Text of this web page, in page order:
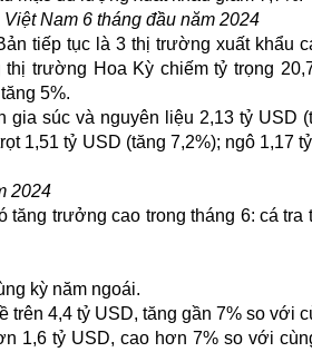
Nam 6 tháng đầu năm 2024
tiếp tục là 3 thị trường xuất khẩu
trường Hoa Kỳ chiếm tỷ trọng
5%.
súc và nguyên liệu 2,13 tỷ USD
1,51 tỷ USD (tăng 7,2%); ngô 1,17
2024
trưởng cao trong tháng 6: cá tra
kỳ năm ngoái.
trên 4,4 tỷ USD, tăng gần 7% so với
1,6 tỷ USD, cao hơn 7% so với